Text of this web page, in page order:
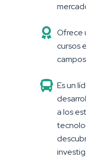
Ofrece
cursos
Es un
a los